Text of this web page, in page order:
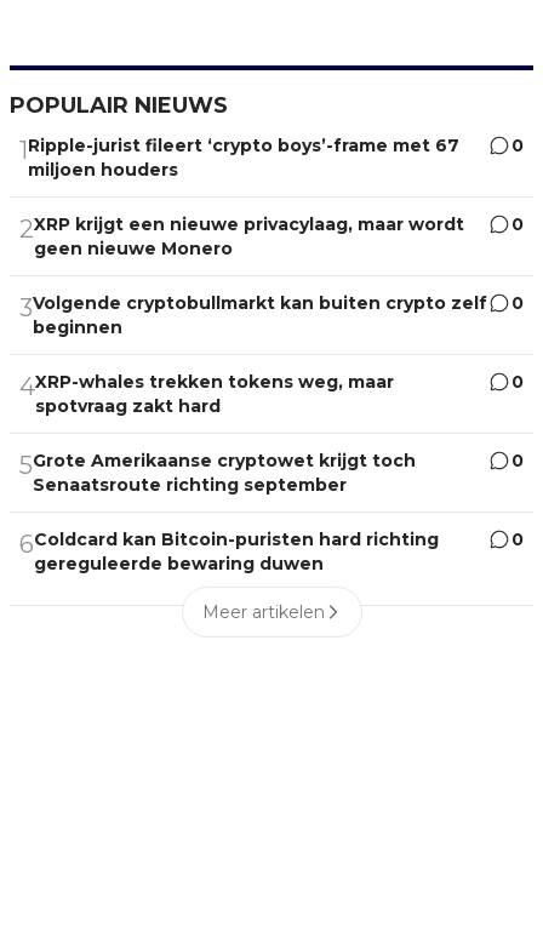
POPULAIR NIEUWS
1Ripple-jurist fileert ‘crypto boys’-frame met 67
miljoen houders
0
2XRP krijgt een nieuwe privacylaag, maar wordt
geen nieuwe Monero
0
3Volgende cryptobullmarkt kan buiten crypto zelf
beginnen
0
4XRP-whales trekken tokens weg, maar
spotvraag zakt hard
0
5Grote Amerikaanse cryptowet krijgt toch
Senaatsroute richting september
0
6Coldcard kan Bitcoin-puristen hard richting
gereguleerde bewaring duwen
0
Meer artikelen